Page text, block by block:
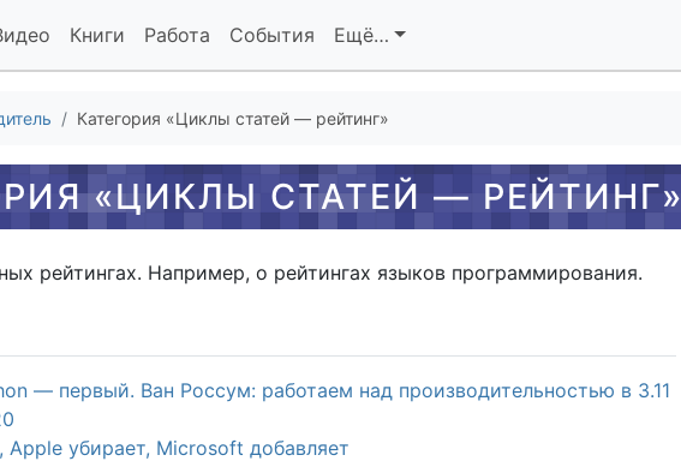
Книги Работа События Ещё…
Категория «Циклы статей — рейтинг»
«ЦИКЛЫ СТАТЕЙ — РЕЙТИНГ»
рейтингах. Например, о рейтингах языков программирования.
— первый. Ван Россум: работаем над производительностью в 3.11
Apple убирает, Microsoft добавляет